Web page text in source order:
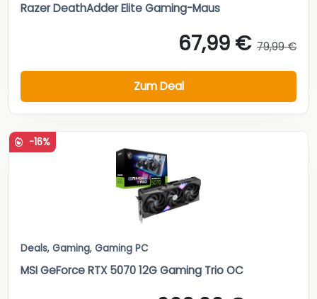
Razer DeathAdder Elite Gaming-Maus
67,99 € 79,99 €
Zum Deal
-16%
Deals, Gaming, Gaming PC
MSI GeForce RTX 5070 12G Gaming Trio OC